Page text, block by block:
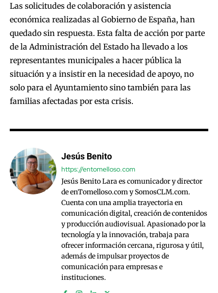
Las solicitudes de colaboración y asistencia
económica realizadas al Gobierno de España, han
quedado sin respuesta. Esta falta de acción por parte
de la Administración del Estado ha llevado a los
representantes municipales a hacer pública la
situación y a insistir en la necesidad de apoyo, no
solo para el Ayuntamiento sino también para las
familias afectadas por esta crisis.
Jesús Benito
https://entomelloso.com
Jesús Benito Lara es comunicador y director
de enTomelloso.com y SomosCLM.com.
Cuenta con una amplia trayectoria en
comunicación digital, creación de contenidos
y producción audiovisual. Apasionado por la
tecnología y la innovación, trabaja para
ofrecer información cercana, rigurosa y útil,
además de impulsar proyectos de
comunicación para empresas e
instituciones.